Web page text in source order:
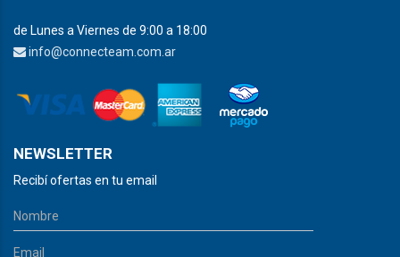
de Lunes a Viernes de 9:00 a 18:00
info@connecteam.com.ar
NEWSLETTER
Recibí ofertas en tu email